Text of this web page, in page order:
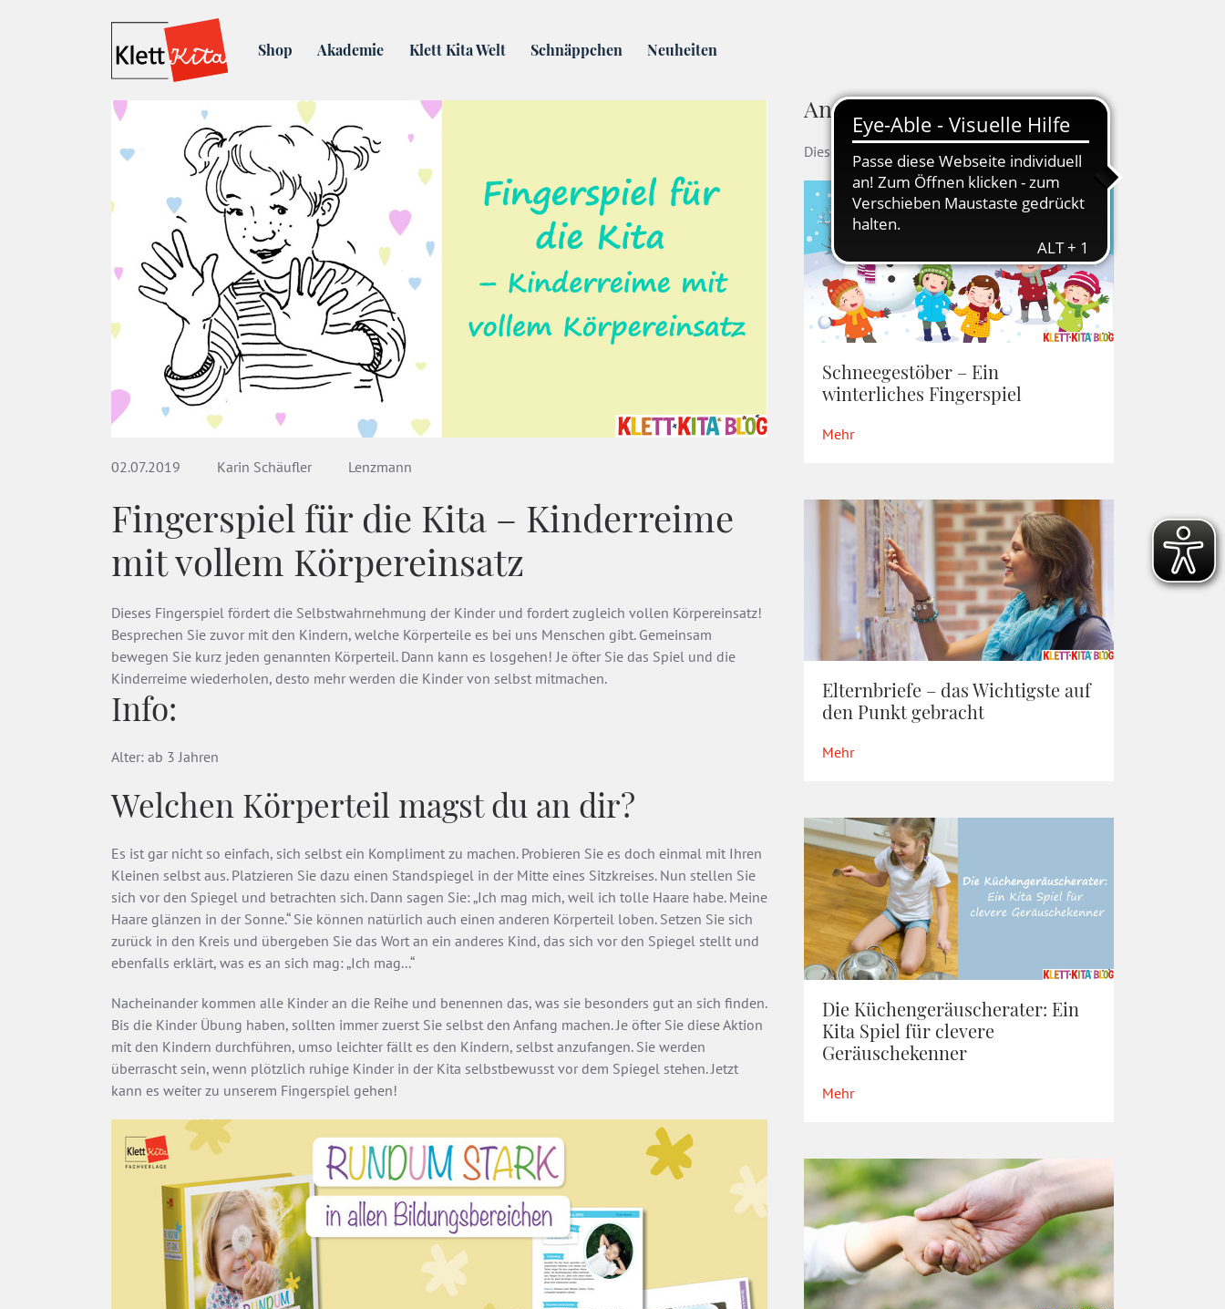
Shop Akademie Klett Kita Welt Schnäppchen Neuheiten
Blog Fingerspiel für die Kita – Kinderreime mit vollem Körpereinsatz
02.07.2019 Karin Schäufler Lenzmann
Fingerspiel für die Kita – Kinderreime
mit vollem Körpereinsatz
Dieses Fingerspiel fördert die Selbstwahrnehmung der Kinder und fordert zugleich vollen Körpereinsatz!
Besprechen Sie zuvor mit den Kindern, welche Körperteile es bei uns Menschen gibt. Gemeinsam
bewegen Sie kurz jeden genannten Körperteil. Dann kann es losgehen! Je öfter Sie das Spiel und die
Kinderreime wiederholen, desto mehr werden die Kinder von selbst mitmachen.
Info:
Alter: ab 3 Jahren
Welchen Körperteil magst du an dir?
Es ist gar nicht so einfach, sich selbst ein Kompliment zu machen. Probieren Sie es doch einmal mit Ihren
Kleinen selbst aus. Platzieren Sie dazu einen Standspiegel in der Mitte eines Sitzkreises. Nun stellen Sie
sich vor den Spiegel und betrachten sich. Dann sagen Sie: „Ich mag mich, weil ich tolle Haare habe. Meine
Haare glänzen in der Sonne.“ Sie können natürlich auch einen anderen Körperteil loben. Setzen Sie sich
zurück in den Kreis und übergeben Sie das Wort an ein anderes Kind, das sich vor den Spiegel stellt und
ebenfalls erklärt, was es an sich mag: „Ich mag...“
Nacheinander kommen alle Kinder an die Reihe und benennen das, was sie besonders gut an sich finden.
Bis die Kinder Übung haben, sollten immer zuerst Sie selbst den Anfang machen. Je öfter Sie diese Aktion
mit den Kindern durchführen, umso leichter fällt es den Kindern, selbst anzufangen. Sie werden
überrascht sein, wenn plötzlich ruhige Kinder in der Kita selbstbewusst vor dem Spiegel stehen. Jetzt
kann es weiter zu unserem Fingerspiel gehen!
Andere Blogbeiträge
Diese Artikel könnten Ihnen auch gefallen
Schneegestöber – Ein
winterliches Fingerspiel
Mehr
Elternbriefe – das Wichtigste auf
den Punkt gebracht
Mehr
Die Küchengeräuscherater: Ein
Kita Spiel für clevere
Geräuschekenner
Mehr